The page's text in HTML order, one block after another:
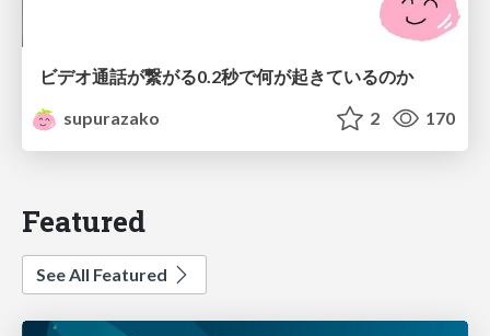
ビデオ通話が繋がる0.2秒で何が起きているのか
supurazako
2 170
Featured
See All Featured